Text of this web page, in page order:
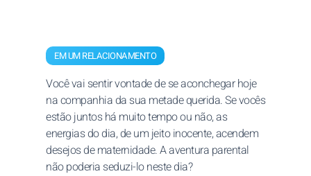
EM UM RELACIONAMENTO
Você vai sentir vontade de se aconchegar hoje
na companhia da sua metade querida. Se vocês
estão juntos há muito tempo ou não, as
energias do dia, de um jeito inocente, acendem
desejos de maternidade. A aventura parental
não poderia seduzi-lo neste dia?